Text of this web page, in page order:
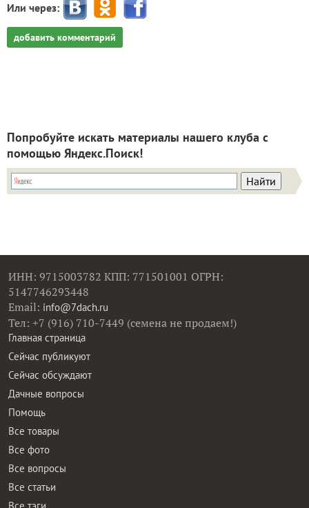
Или через:
добавить комментарий
Попробуйте искать материалы нашего клуба с
помощью Яндекс.Поиск!
ИНН: 9715003782 КПП: 771501001 ОГРН:
5147746293448
Email: info@7dach.ru
Тел: +7 (916) 710-7449 (семена не продаем!)
Главная страница
Сейчас публикуют
Сейчас обсуждают
Дачные вопросы
Помощь
Все товары
Все фото
Все вопросы
Все статьи
Все тэги